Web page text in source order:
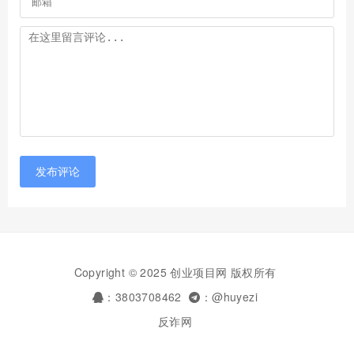
发布评论
Copyright © 2025 创业项目网 版权所有
：3803708462
：@huyezi
反诈网